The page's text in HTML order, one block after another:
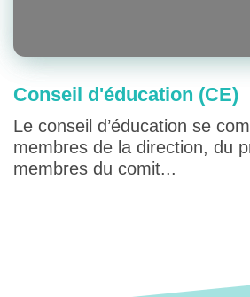
Conseil d'éducation (CE)
Le conseil d’éducation se
membres de la direction, du
membres du comit...